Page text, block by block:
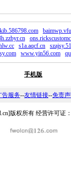
kib.586798.com
s1a.aqcf.cn
www.yin56.com
手机版
告服务--友情链接--免责声
版权所有 经营许可证：